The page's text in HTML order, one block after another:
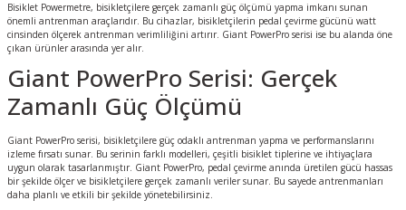
Bisiklet Powermetre, bisikletçilere gerçek zamanlı güç ölçümü yapma imkanı sunan
önemli antrenman araçlarıdır. Bu cihazlar, bisikletçilerin pedal çevirme gücünü watt
cinsinden ölçerek antrenman verimliliğini artırır. Giant PowerPro serisi ise bu alanda öne
çıkan ürünler arasında yer alır.
Giant PowerPro Serisi: Gerçek
Zamanlı Güç Ölçümü
Giant PowerPro serisi, bisikletçilere güç odaklı antrenman yapma ve performanslarını
izleme fırsatı sunar. Bu serinin farklı modelleri, çeşitli bisiklet tiplerine ve ihtiyaçlara
uygun olarak tasarlanmıştır. Giant PowerPro, pedal çevirme anında üretilen gücü hassas
bir şekilde ölçer ve bisikletçilere gerçek zamanlı veriler sunar. Bu sayede antrenmanları
daha planlı ve etkili bir şekilde yönetebilirsiniz.